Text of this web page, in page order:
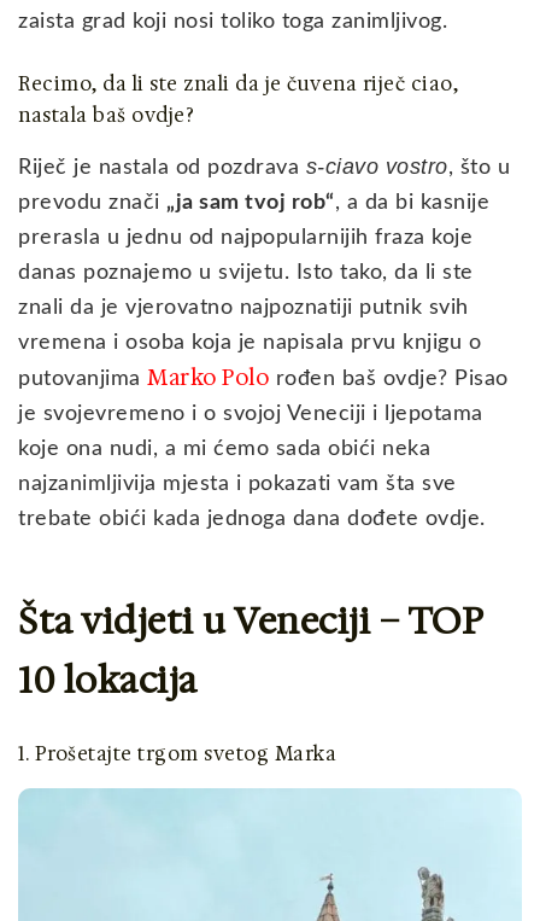
zaista grad koji nosi toliko toga zanimljivog.
Recimo, da li ste znali da je čuvena riječ ciao,
nastala baš ovdje?
Riječ je nastala od pozdrava s-ciavo vostro, što u
prevodu znači „ja sam tvoj rob“, a da bi kasnije
prerasla u jednu od najpopularnijih fraza koje
danas poznajemo u svijetu. Isto tako, da li ste
znali da je vjerovatno najpoznatiji putnik svih
vremena i osoba koja je napisala prvu knjigu o
putovanjima Marko Polo rođen baš ovdje? Pisao
je svojevremeno i o svojoj Veneciji i ljepotama
koje ona nudi, a mi ćemo sada obići neka
najzanimljivija mjesta i pokazati vam šta sve
trebate obići kada jednoga dana dođete ovdje.
Šta vidjeti u Veneciji – TOP
10 lokacija
1. Prošetajte trgom svetog Marka